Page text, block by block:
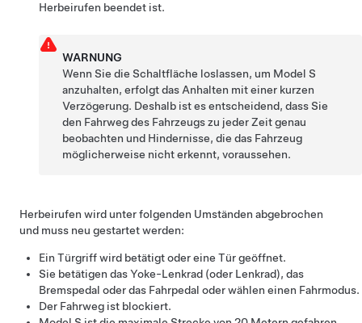
Herbeirufen beendet ist.
WARNUNG
Wenn Sie die Schaltfläche loslassen, um Model S
anzuhalten, erfolgt das Anhalten mit einer kurzen
Verzögerung. Deshalb ist es entscheidend, dass Sie
den Fahrweg des Fahrzeugs zu jeder Zeit genau
beobachten und Hindernisse, die das Fahrzeug
möglicherweise nicht erkennt, voraussehen.
Herbeirufen wird unter folgenden Umständen abgebrochen
und muss neu gestartet werden:
Ein Türgriff wird betätigt oder eine Tür geöffnet.
Sie betätigen dasYoke-Lenkrad (oder Lenkrad), das
Bremspedal oder das Fahrpedal oder wählen einen Fahrmodus.
Der Fahrweg ist blockiert.